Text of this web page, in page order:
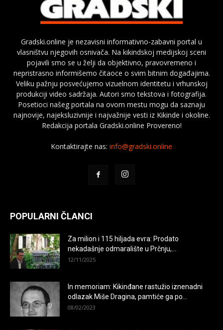
Gradski.online je nezavisni informativno-zabavni portal u
vlasništvu njegovih osnivača. Na kikindskoj medijskoj sceni
pojavili smo se u želji da objektivno, pravovremeno i
nepristrasno informišemo čitaoce o svim bitnim događajima.
Veliku pažnju posvećujemo vizuelnom identitetu i vrhunskoj
produkciji video sadržaja. Autori smo tekstova i fotografija.
Posetioci našeg portala na ovom mestu mogu da saznaju
najnovije, najeksluzivnije i najvažnije vesti iz Kikinde i okoline.
Redakcija portala Gradski.online Provereno!
Kontaktirajte nas: info@gradski.online
POPULARNI ČLANCI
Za milion i 115 hiljada evra: Prodato
nekadašnje odmaralište u Prčnju,...
12/11/2025
In memoriam: Kikinđane rastužio iznenadni
odlazak Miše Dragina, pamtiće ga po...
08/02/2023